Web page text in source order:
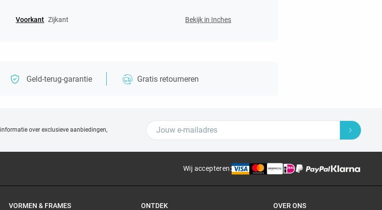
Voorkant Zijkant Bekijk in Inches
Geld-terug-garantie Gratis retourneren
informatie over exclusieve aanbiedingen,
Wij accepteren:
VORMEN & FRAMES ONTDEK OVER ONS